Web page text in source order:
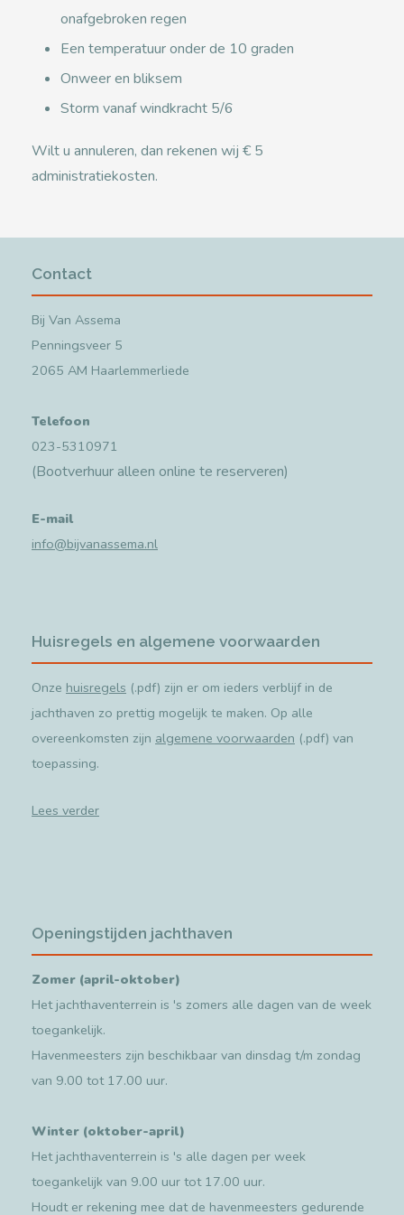
onafgebroken regen
Een temperatuur onder de 10 graden
Onweer en bliksem
Storm vanaf windkracht 5/6
Wilt u annuleren, dan rekenen wij € 5
administratiekosten.
Contact
Bij Van Assema
Penningsveer 5
2065 AM Haarlemmerliede
Telefoon
023-5310971
(Bootverhuur alleen online te reserveren)
E-mail
info@bijvanassema.nl
Huisregels en algemene voorwaarden
Onze huisregels (.pdf) zijn er om ieders verblijf in de
jachthaven zo prettig mogelijk te maken. Op alle
overeenkomsten zijn algemene voorwaarden (.pdf) van
toepassing.
Lees verder
Openingstijden jachthaven
Zomer (april-oktober)
Het jachthaventerrein is 's zomers alle dagen van de week
toegankelijk.
Havenmeesters zijn beschikbaar van dinsdag t/m zondag
van 9.00 tot 17.00 uur.
Winter (oktober-april)
Het jachthaventerrein is 's alle dagen per week
toegankelijk van 9.00 uur tot 17.00 uur.
Houdt er rekening mee dat de havenmeesters gedurende